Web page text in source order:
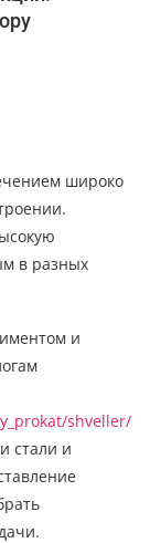
широко
в разных
и
shveller/
стали и